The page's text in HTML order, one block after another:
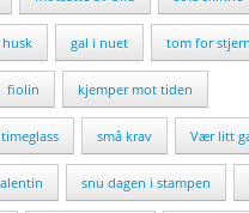
gal i nuet tom for
fiolin kjemper mot tiden
timeglass små krav Vær litt
snu dagen i stampen